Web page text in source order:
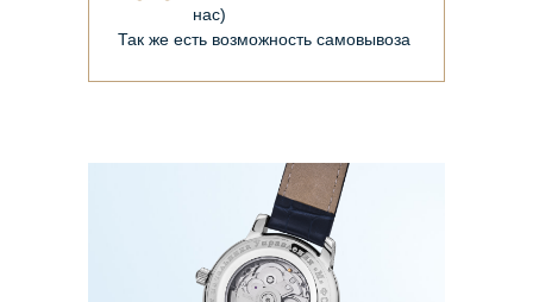
лежит на нас)
Так же есть возможность самовывоза